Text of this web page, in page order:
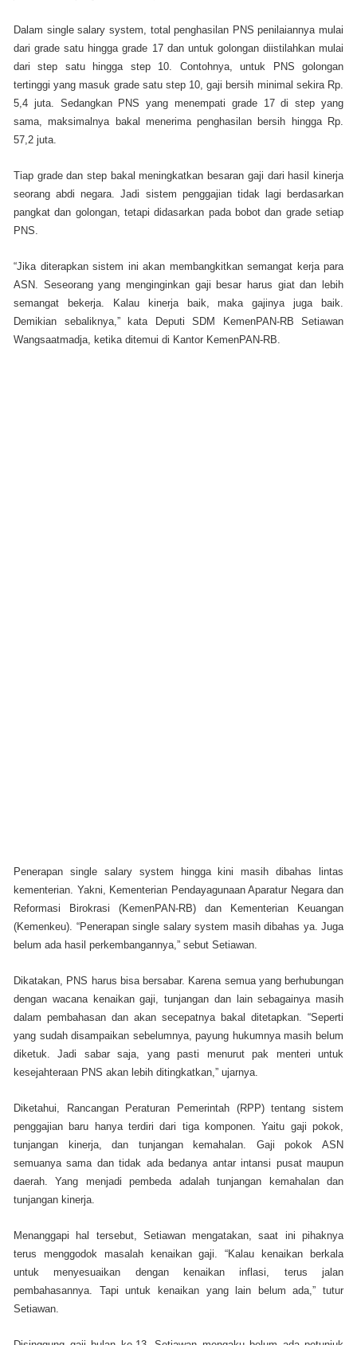
Dalam single salary system, total penghasilan PNS penilaiannya mulai
dari grade satu hingga grade 17 dan untuk golongan diistilahkan mulai
dari step satu hingga step 10. Contohnya, untuk PNS golongan
tertinggi yang masuk grade satu step 10, gaji bersih minimal sekira Rp.
5,4 juta. Sedangkan PNS yang menempati grade 17 di step yang
sama, maksimalnya bakal menerima penghasilan bersih hingga Rp.
57,2 juta.
Tiap grade dan step bakal meningkatkan besaran gaji dari hasil kinerja
seorang abdi negara. Jadi sistem penggajian tidak lagi berdasarkan
pangkat dan golongan, tetapi didasarkan pada bobot dan grade setiap
PNS.
“Jika diterapkan sistem ini akan membangkitkan semangat kerja para
ASN. Seseorang yang menginginkan gaji besar harus giat dan lebih
semangat bekerja. Kalau kinerja baik, maka gajinya juga baik.
Demikian sebaliknya,” kata Deputi SDM KemenPAN-RB Setiawan
Wangsaatmadja, ketika ditemui di Kantor KemenPAN-RB.
Penerapan single salary system hingga kini masih dibahas lintas
kementerian. Yakni, Kementerian Pendayagunaan Aparatur Negara dan
Reformasi Birokrasi (KemenPAN-RB) dan Kementerian Keuangan
(Kemenkeu). “Penerapan single salary system masih dibahas ya. Juga
belum ada hasil perkembangannya,” sebut Setiawan.
Dikatakan, PNS harus bisa bersabar. Karena semua yang berhubungan
dengan wacana kenaikan gaji, tunjangan dan lain sebagainya masih
dalam pembahasan dan akan secepatnya bakal ditetapkan. “Seperti
yang sudah disampaikan sebelumnya, payung hukumnya masih belum
diketuk. Jadi sabar saja, yang pasti menurut pak menteri untuk
kesejahteraan PNS akan lebih ditingkatkan,” ujarnya.
Diketahui, Rancangan Peraturan Pemerintah (RPP) tentang sistem
penggajian baru hanya terdiri dari tiga komponen. Yaitu gaji pokok,
tunjangan kinerja, dan tunjangan kemahalan. Gaji pokok ASN
semuanya sama dan tidak ada bedanya antar intansi pusat maupun
daerah. Yang menjadi pembeda adalah tunjangan kemahalan dan
tunjangan kinerja.
Menanggapi hal tersebut, Setiawan mengatakan, saat ini pihaknya
terus menggodok masalah kenaikan gaji. “Kalau kenaikan berkala
untuk menyesuaikan dengan kenaikan inflasi, terus jalan
pembahasannya. Tapi untuk kenaikan yang lain belum ada‎,” tutur
Setiawan.